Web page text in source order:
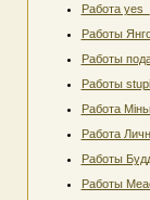
Работа
Работы
Работы
Работы
Работа
Работа
Работы
Работы